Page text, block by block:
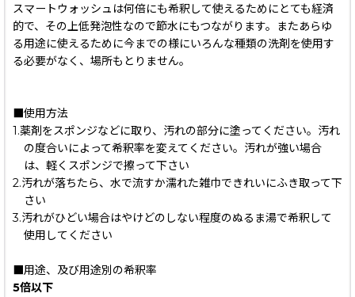
スマートウォッシュは何倍にも希釈して使えるためにとても経済
的で、その上低発泡性なので節水にもつながります。またあらゆ
る用途に使えるために今までの様にいろんな種類の洗剤を使用す
る必要がなく、場所もとりません。
■使用方法
1.薬剤をスポンジなどに取り、汚れの部分に塗ってください。汚れ
の度合いによって希釈率を変えてください。汚れが強い場合
は、軽くスポンジで擦って下さい
2.汚れが落ちたら、水で流すか濡れた雑巾できれいにふき取って下
さい
3.汚れがひどい場合はやけどのしない程度のぬるま湯で希釈して
使用してください
■用途、及び用途別の希釈率
5倍以下